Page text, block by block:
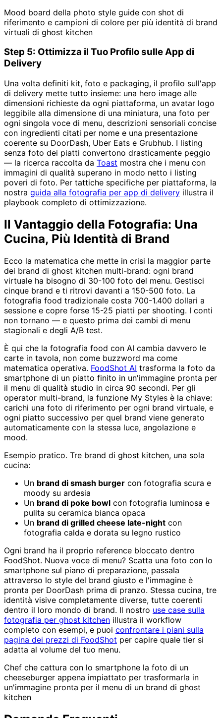
Mood board della photo style guide con shot di
riferimento e campioni di colore per più identità di brand
virtuali di ghost kitchen
Step 5: Ottimizza il Tuo Profilo sulle App di
Delivery
Una volta definiti kit, foto e packaging, il profilo sull'app
di delivery mette tutto insieme: una hero image alle
dimensioni richieste da ogni piattaforma, un avatar logo
leggibile alla dimensione di una miniatura, una foto per
ogni singola voce di menu, descrizioni sensoriali concise
con ingredienti citati per nome e una presentazione
coerente su DoorDash, Uber Eats e Grubhub. I listing
senza foto dei piatti convertono drasticamente peggio
— la ricerca raccolta da Toast mostra che i menu con
immagini di qualità superano in modo netto i listing
poveri di foto. Per tattiche specifiche per piattaforma, la
nostra guida alla fotografia per app di delivery illustra il
playbook completo di ottimizzazione.
Il Vantaggio della Fotografia: Una
Cucina, Più Identità di Brand
Ecco la matematica che mette in crisi la maggior parte
dei brand di ghost kitchen multi-brand: ogni brand
virtuale ha bisogno di 30-100 foto del menu. Gestisci
cinque brand e ti ritrovi davanti a 150-500 foto. La
fotografia food tradizionale costa 700-1.400 dollari a
sessione e copre forse 15-25 piatti per shooting. I conti
non tornano — e questo prima dei cambi di menu
stagionali e degli A/B test.
È qui che la fotografia food con AI cambia davvero le
carte in tavola, non come buzzword ma come
matematica operativa. FoodShot AI trasforma la foto da
smartphone di un piatto finito in un'immagine pronta per
il menu di qualità studio in circa 90 secondi. Per gli
operator multi-brand, la funzione My Styles è la chiave:
carichi una foto di riferimento per ogni brand virtuale, e
ogni piatto successivo per quel brand viene generato
automaticamente con la stessa luce, angolazione e
mood.
Esempio pratico. Tre brand di ghost kitchen, una sola
cucina:
Un brand di smash burger con fotografia scura e
moody su ardesia
Un brand di poke bowl con fotografia luminosa e
pulita su ceramica bianca opaca
Un brand di grilled cheese late-night con
fotografia calda e dorata su legno rustico
Ogni brand ha il proprio reference bloccato dentro
FoodShot. Nuova voce di menu? Scatta una foto con lo
smartphone sul piano di preparazione, passala
attraverso lo style del brand giusto e l'immagine è
pronta per DoorDash prima di pranzo. Stessa cucina, tre
identità visive completamente diverse, tutte coerenti
dentro il loro mondo di brand. Il nostro use case sulla
fotografia per ghost kitchen illustra il workflow
completo con esempi, e puoi confrontare i piani sulla
pagina dei prezzi di FoodShot per capire quale tier si
adatta al volume del tuo menu.
Chef che cattura con lo smartphone la foto di un
cheeseburger appena impiattato per trasformarla in
un'immagine pronta per il menu di un brand di ghost
kitchen